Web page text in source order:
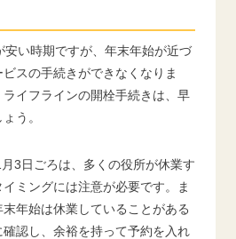
安い時期ですが、年末年始が近づ
スの手続きができなくなりま
イフラインの開栓手続きは、早
う。
3日ごろは、多くの役所が休業す
ミングには注意が必要です。ま
年始は休業していることがある
認し、余裕を持って予約を入れ